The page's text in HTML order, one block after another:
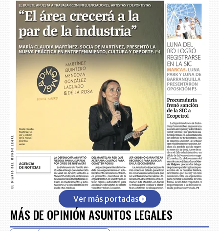
Ver más portadas
MÁS DE OPINIÓN ASUNTOS LEGALES